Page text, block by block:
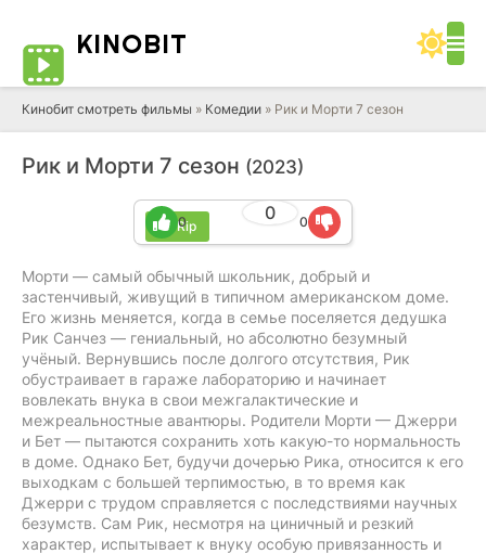
KINOBIT
Кинобит смотреть фильмы » Комедии » Рик и Морти 7 сезон
Рик и Морти 7 сезон (2023)
BDRip
0
0 0
Морти — самый обычный школьник, добрый и
застенчивый, живущий в типичном американском доме.
Его жизнь меняется, когда в семье поселяется дедушка
Рик Санчез — гениальный, но абсолютно безумный
учёный. Вернувшись после долгого отсутствия, Рик
обустраивает в гараже лабораторию и начинает
вовлекать внука в свои межгалактические и
межреальностные авантюры. Родители Морти — Джерри
и Бет — пытаются сохранить хоть какую-то нормальность
в доме. Однако Бет, будучи дочерью Рика, относится к его
выходкам с большей терпимостью, в то время как
Джерри с трудом справляется с последствиями научных
безумств. Сам Рик, несмотря на циничный и резкий
характер, испытывает к внуку особую привязанность и